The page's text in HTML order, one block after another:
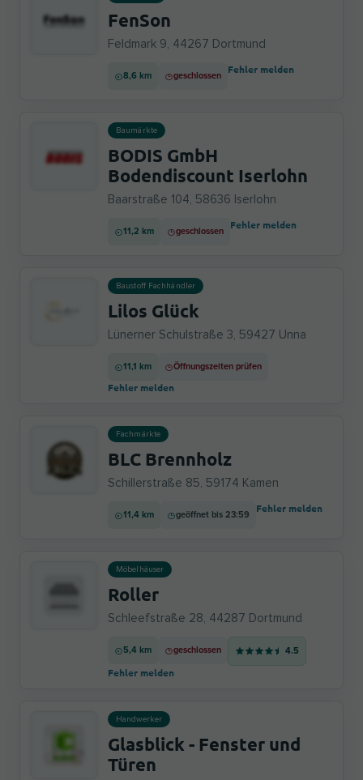
FenSon
Feldmark 9, 44267 Dortmund
8,6 km geschlossen
Fehler melden
Baumärkte
BODIS GmbH
Bodendiscount Iserlohn
Baarstraße 104, 58636 Iserlohn
11,2 km geschlossen
Fehler melden
Baustoff Fachhändler
Lilos Glück
Lünerner Schulstraße 3, 59427 Unna
11,1 km Öffnungszeiten prüfen
Fehler melden
Fachmärkte
BLC Brennholz
Schillerstraße 85, 59174 Kamen
11,4 km geöffnet bis 23:59
Fehler melden
Möbelhäuser
Roller
Schleefstraße 28, 44287 Dortmund
5,4 km geschlossen 4.5
Fehler melden
Handwerker
Glasblick - Fenster und
Türen